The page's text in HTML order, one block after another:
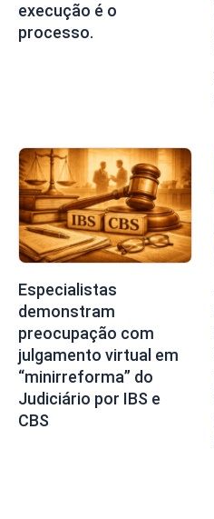
execução é o
processo.
Especialistas
demonstram
preocupação com
julgamento virtual em
“minirreforma” do
Judiciário por IBS e
CBS